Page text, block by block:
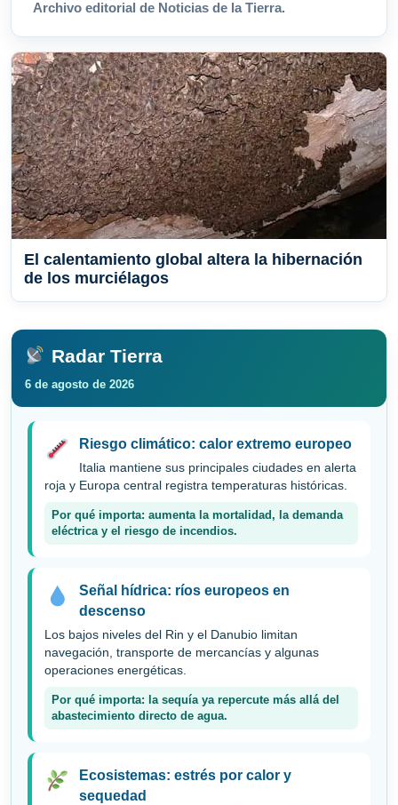
Archivo editorial de Noticias de la Tierra.
El calentamiento global altera la hibernación
de los murciélagos
Radar Tierra
6 de agosto de 2026
Riesgo climático: calor extremo europeo
Italia mantiene sus principales ciudades en alerta
roja y Europa central registra temperaturas históricas.
Por qué importa: aumenta la mortalidad, la demanda
eléctrica y el riesgo de incendios.
Señal hídrica: ríos europeos en
descenso
Los bajos niveles del Rin y el Danubio limitan
navegación, transporte de mercancías y algunas
operaciones energéticas.
Por qué importa: la sequía ya repercute más allá del
abastecimiento directo de agua.
Ecosistemas: estrés por calor y
sequedad